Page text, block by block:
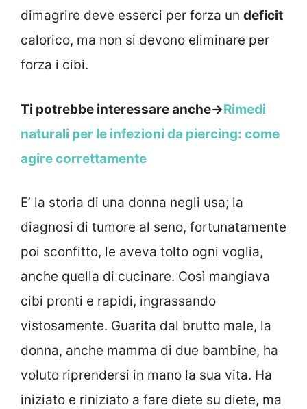
dimagrire deve esserci per forza un deficit
calorico, ma non si devono eliminare per
forza i cibi.
Ti potrebbe interessare anche->Rimedi
naturali per le infezioni da piercing: come
agire correttamente
E’ la storia di una donna negli usa; la
diagnosi di tumore al seno, fortunatamente
poi sconfitto, le aveva tolto ogni voglia,
anche quella di cucinare. Così mangiava
cibi pronti e rapidi, ingrassando
vistosamente. Guarita dal brutto male, la
donna, anche mamma di due bambine, ha
voluto riprendersi in mano la sua vita. Ha
iniziato e riniziato a fare diete su diete, ma